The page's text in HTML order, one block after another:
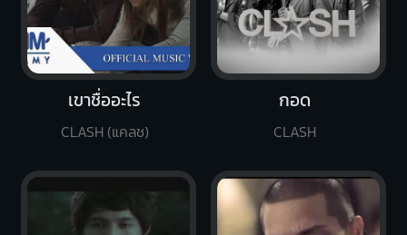
เขาชื่ออะไร
CLASH (แคลช)
กอด
CLASH